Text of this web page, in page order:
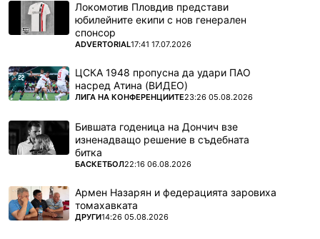
Локомотив Пловдив представи
юбилейните екипи с нов генерален
спонсор
ПОВЕЧЕ ОТ
ADVERTORIAL17:41 17.07.2026
ЦСКА 1948 пропусна да удари ПАО
насред Атина (ВИДЕО)
ПОВЕЧЕ ОТ
ЛИГА НА КОНФЕРЕНЦИИТЕ23:26 05.08.2026
Бившата годеница на Дончич взе
изненадващо решение в съдебната
битка
ПОВЕЧЕ ОТ
БАСКЕТБОЛ22:16 06.08.2026
Армен Назарян и федерацията заровиха
томахавката
ПОВЕЧЕ ОТ
ДРУГИ14:26 05.08.2026